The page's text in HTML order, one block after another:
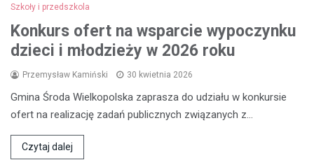
Szkoły i przedszkola
Konkurs ofert na wsparcie wypoczynku
dzieci i młodzieży w 2026 roku
Przemysław Kamiński 30 kwietnia 2026
Gmina Środa Wielkopolska zaprasza do udziału w konkursie
ofert na realizację zadań publicznych związanych z…
Czytaj dalej